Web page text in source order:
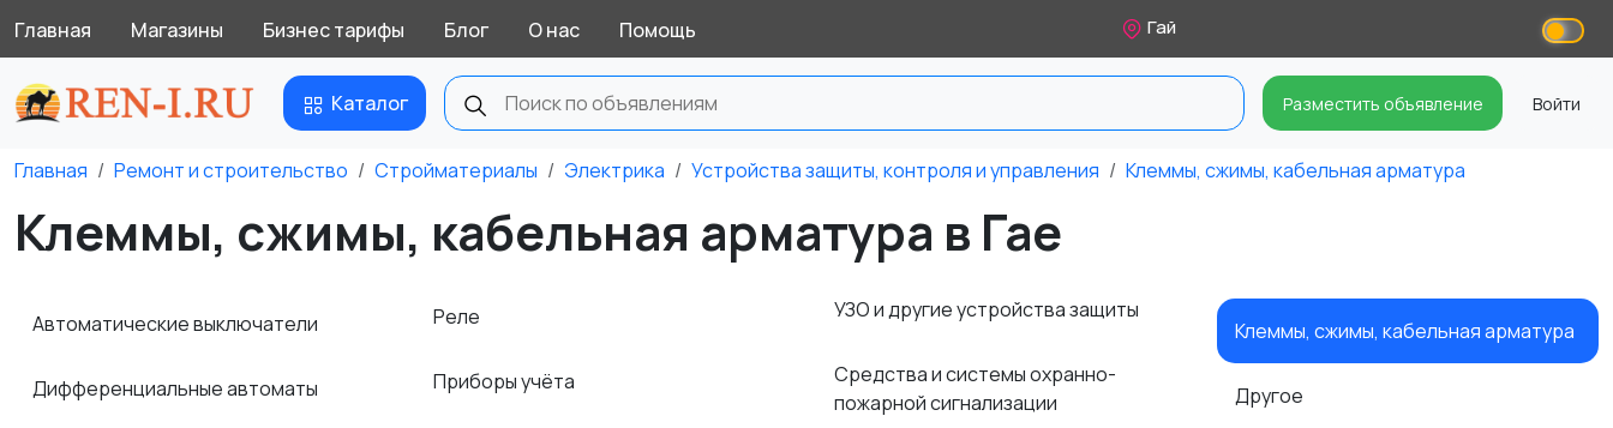
Главная Магазины Бизнес тарифы Блог О нас Помощь Гай
Каталог Разместить объявление Войти
Главная Ремонт и строительство Стройматериалы Электрика Устройства защиты, контроля и управления Клеммы, сжимы, кабельная арматура
Клеммы, сжимы, кабельная арматура в Гае
Автоматические выключатели
Дифференциальные автоматы
Реле
Приборы учёта
УЗО и другие устройства защиты
Средства и системы охранно-
пожарной сигнализации
Клеммы, сжимы, кабельная арматура
Другое